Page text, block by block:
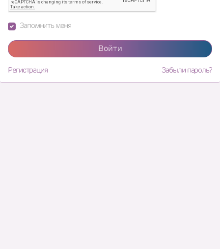
Запомнить меня
Войти
Регистрация Забыли пароль?